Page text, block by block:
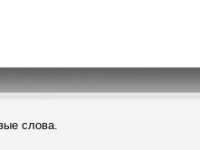
слова.